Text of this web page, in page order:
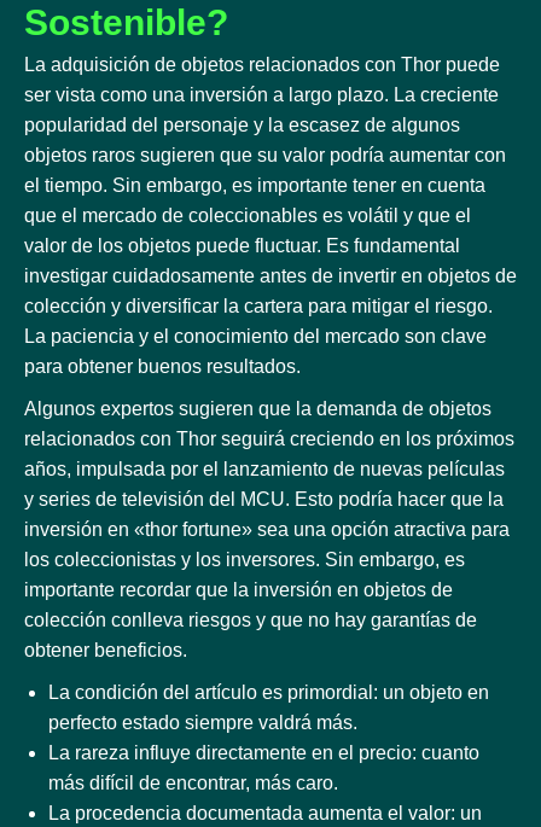
Sostenible?
La adquisición de objetos relacionados con Thor puede
ser vista como una inversión a largo plazo. La creciente
popularidad del personaje y la escasez de algunos
objetos raros sugieren que su valor podría aumentar con
el tiempo. Sin embargo, es importante tener en cuenta
que el mercado de coleccionables es volátil y que el
valor de los objetos puede fluctuar. Es fundamental
investigar cuidadosamente antes de invertir en objetos de
colección y diversificar la cartera para mitigar el riesgo.
La paciencia y el conocimiento del mercado son clave
para obtener buenos resultados.
Algunos expertos sugieren que la demanda de objetos
relacionados con Thor seguirá creciendo en los próximos
años, impulsada por el lanzamiento de nuevas películas
y series de televisión del MCU. Esto podría hacer que la
inversión en «thor fortune» sea una opción atractiva para
los coleccionistas y los inversores. Sin embargo, es
importante recordar que la inversión en objetos de
colección conlleva riesgos y que no hay garantías de
obtener beneficios.
La condición del artículo es primordial: un objeto en
perfecto estado siempre valdrá más.
La rareza influye directamente en el precio: cuanto
más difícil de encontrar, más caro.
La procedencia documentada aumenta el valor: un